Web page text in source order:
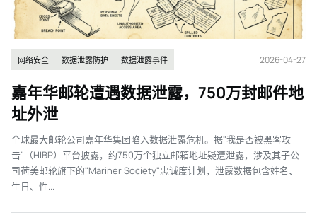
网络安全 数据泄露防护 数据泄露事件 2026-04-27
嘉年华邮轮遭遇数据泄露，750万封邮件地
址外泄
全球最大邮轮公司嘉年华集团陷入数据泄露危机。据"我是否被黑客攻
击"（HIBP）平台披露，约750万个独立邮箱地址疑遭泄露，涉及其子公
司荷美邮轮旗下的"Mariner Society"忠诚度计划，泄露数据包含姓名、
生日、性...